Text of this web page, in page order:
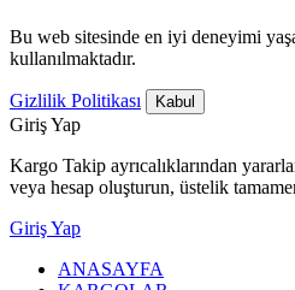
Bu web sitesinde en iyi deneyimi
kullanılmaktadır.
Gizlilik Politikası Kabul
Giriş Yap
Kargo Takip ayrıcalıklarından
veya hesap oluşturun, üstelik
Giriş Yap
ANASAYFA